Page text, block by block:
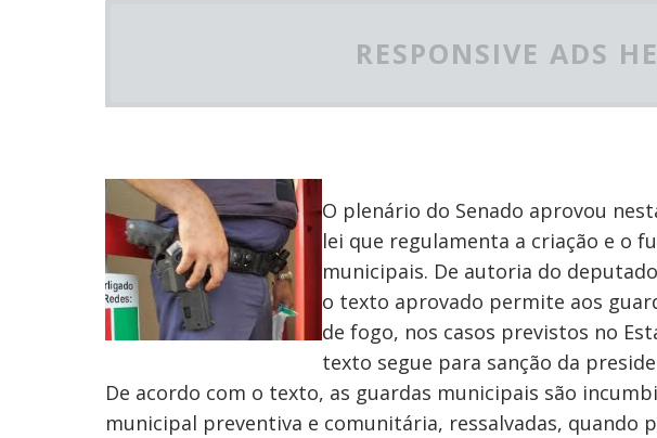
RESPONSIVE ADS
O plenário do Senado aprovou
lei que regulamenta a criação e o
municipais. De autoria do
o texto aprovado permite aos
de fogo, nos casos previstos no
texto segue para sanção da
De acordo com o texto, as guardas municipais são
municipal preventiva e comunitária, ressalvadas, quando